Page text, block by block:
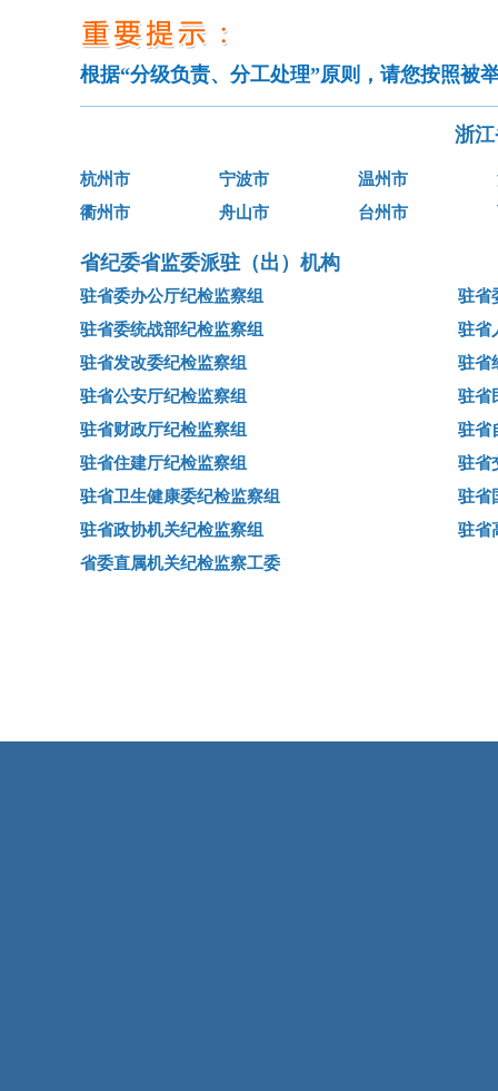
根据“分级负责、分工处理”原则，请您按照被
浙
杭州市 宁波市 温州市
衢州市
舟山市 台州市
省纪委省监委派驻（出）机构
驻省委办公厅纪检监察组
驻省
驻省委统战部纪检监察组
驻省
驻省发改委纪检监察组
驻省
驻省公安厅纪检监察组
驻省
驻省财政厅纪检监察组
驻省
驻省住建厅纪检监察组
驻省
驻省卫生健康委纪检监察组
驻省
驻省政协机关纪检监察组
驻省
省委直属机关纪检监察工委